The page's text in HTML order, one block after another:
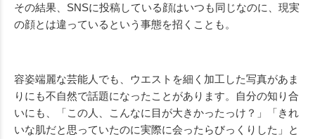
その結果、SNSに投稿している顔はいつも同じなのに、現実
の顔とは違っているという事態を招くことも。
容姿端麗な芸能人でも、ウエストを細く加工した写真があま
りにも不自然で話題になったことがあります。自分の知り合
いにも、「この人、こんなに目が大きかったっけ？」「きれ
いな肌だと思っていたのに実際に会ったらびっくりした」と